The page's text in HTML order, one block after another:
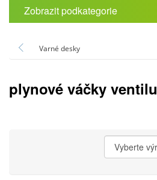
Zobrazit podkategorie
Varné desky
plynové váčky ventilu